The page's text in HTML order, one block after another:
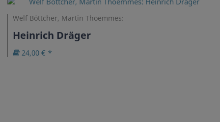
Welf Böttcher, Martin Thoemmes:
Heinrich Dräger
24,00 € *